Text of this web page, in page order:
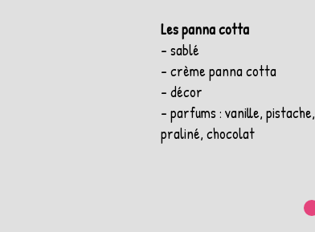
Les panna cotta
- sablé
- crème panna cotta
- décor
- parfums : vanille, pistache,
praliné, chocolat